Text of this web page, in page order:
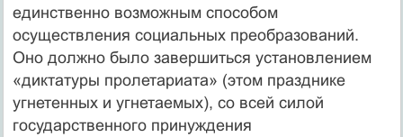
единственно возможным способом
осуществления социальных преобразований.
Оно должно было завершиться установлением
«диктатуры пролетариата» (этом празднике
угнетенных и угнетаемых), со всей силой
государственного принуждения